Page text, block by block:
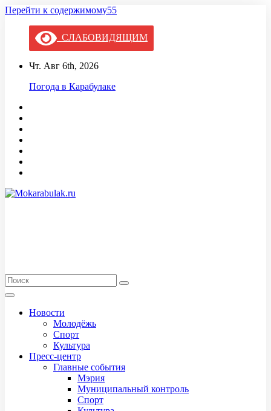
Перейти к содержимому55
СЛАБОВИДЯЩИМ
Чт. Авг 6th, 2026
Погода в Карабулаке
Новости
Молодёжь
Спорт
Культура
Пресс-центр
Главные события
Мэрия
Муниципальный контроль
Спорт